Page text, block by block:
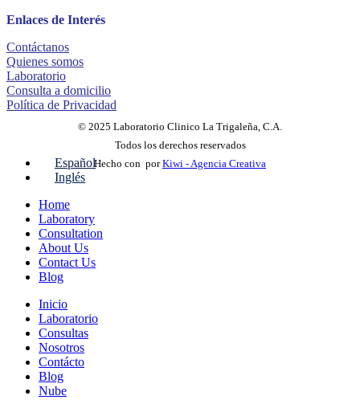
Enlaces de Interés
Contáctanos
Quienes somos
Laboratorio
Consulta a domicilio
Política de Privacidad
© 2025 Laboratorio Clinico La Trigaleña, C.A.
Todos los derechos reservados
Hecho con porKiwi - Agencia Creativa
Español
Inglés
Home
Laboratory
Consultation
About Us
Contact Us
Blog
Inicio
Laboratorio
Consultas
Nosotros
Contácto
Blog
Nube